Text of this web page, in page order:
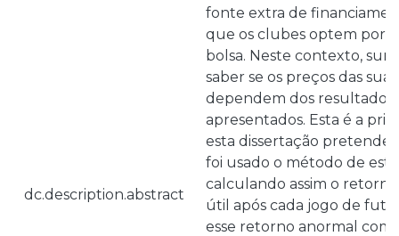
dc.description.abstract
fonte extra de
que os clubes optem por
bolsa. Neste contexto,
saber se os preços das
dependem dos resultados
apresentados. Esta é a
esta dissertação pretende
foi usado o método de
calculando assim o
útil após cada jogo de
esse retorno anormal